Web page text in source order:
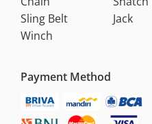
Sling Belt
Winch
Jack
Payment Method